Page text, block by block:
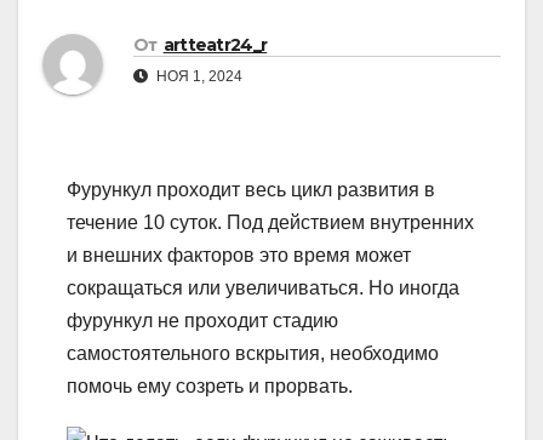
От artteatr24_r
НОЯ 1, 2024
Фурункул проходит весь цикл развития в
течение 10 суток. Под действием внутренних
и внешних факторов это время может
сокращаться или увеличиваться. Но иногда
фурункул не проходит стадию
самостоятельного вскрытия, необходимо
помочь ему созреть и прорвать.